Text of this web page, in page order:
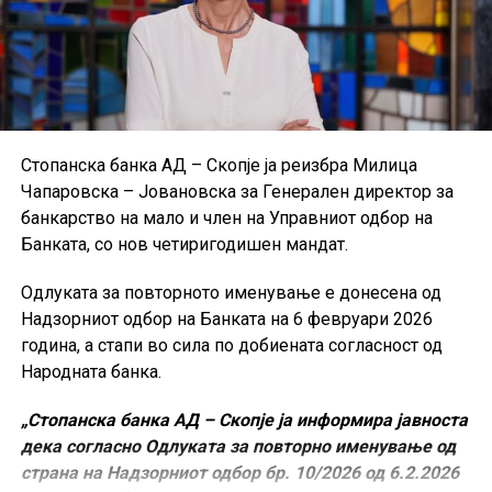
Стопанска банка АД – Скопје ја реизбра Милица
Чапаровска – Јовановска за Генерален директор за
банкарство на мало и член на Управниот одбор на
Банката, со нов четиригодишен мандат.
Одлуката за повторното именување е донесена од
Надзорниот одбор на Банката на 6 февруари 2026
година, а стапи во сила по добиената согласност од
Народната банка.
„Стопанска банка АД – Скопје ја информира јавноста
дека согласно Одлуката за повторно именување од
страна на Надзорниот одбор бр. 10/2026 од 6.2.2026